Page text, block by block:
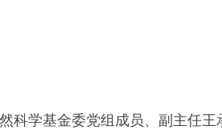
科学基金委党组成员、副主任王